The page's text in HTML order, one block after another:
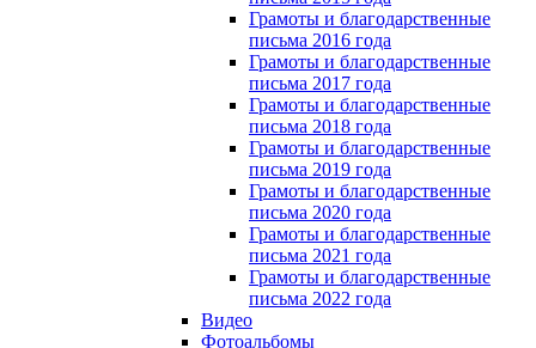
Грамоты и благодарственные
письма 2016 года
Грамоты и благодарственные
письма 2017 года
Грамоты и благодарственные
письма 2018 года
Грамоты и благодарственные
письма 2019 года
Грамоты и благодарственные
письма 2020 года
Грамоты и благодарственные
письма 2021 года
Грамоты и благодарственные
письма 2022 года
Видео
Фотоальбомы